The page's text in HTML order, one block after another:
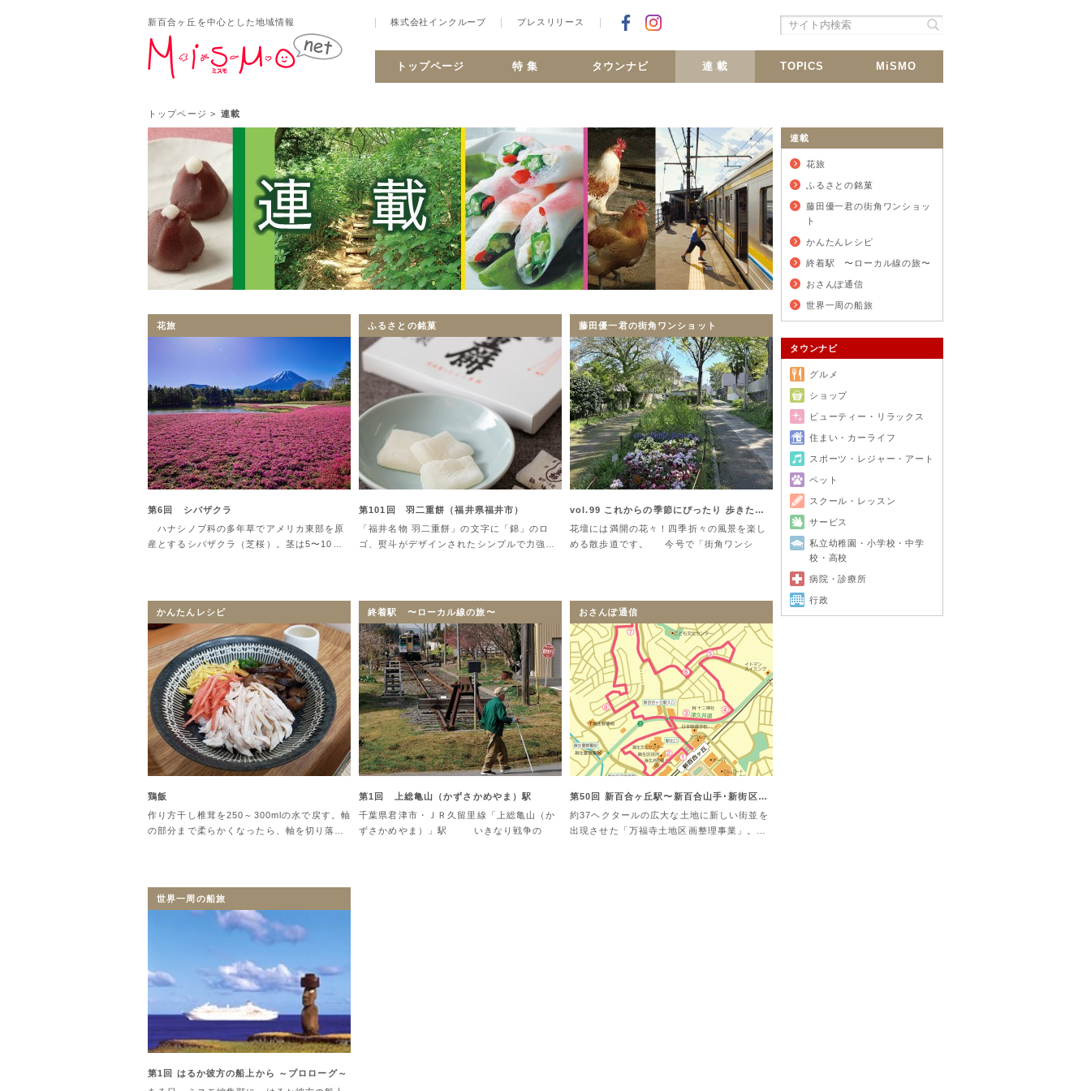
新百合ヶ丘を中心とした地域情報 株式会社インクルーブ プレスリリース Facebookでシェア
トップページ 特 集 タウンナビ 連 載 TOPICS MiSMO
トップページ > 連載
連載
花旅
ふるさとの銘菓
藤田優一君の街角ワンショッ
ト
かんたんレシピ
終着駅 〜ローカル線の旅〜
おさんぽ通信
世界一周の船旅
タウンナビ
グルメ
ショップ
ビューティー・リラックス
住まい・カーライフ
スポーツ・レジャー・アート
ペット
スクール・レッスン
サービス
私立幼稚園・小学校・中学
校・高校
病院・診療所
行政
連載
花旅
第6回 シバザクラ
ハナシノブ科の多年草でアメリカ東部を原
産とするシバザクラ（芝桜）。茎は5〜10…
ふるさとの銘菓
第101回 羽二重餅（福井県福井市）
「福井名物 羽二重餅」の文字に「錦」のロ
ゴ、熨斗がデザインされたシンプルで力強…
藤田優一君の街角ワンショット
vol.99 これからの季節にぴったり 歩きた…
花壇には満開の花々！四季折々の風景を楽し
める散歩道です。 今号で「街角ワンシ
かんたんレシピ
鶏飯
作り方干し椎茸を250～300mlの水で戻す。軸
の部分まで柔らかくなったら、軸を切り落…
終着駅 〜ローカル線の旅〜
第1回 上総亀山（かずさかめやま）駅
千葉県君津市・ＪＲ久留里線「上総亀山（か
ずさかめやま）」駅 いきなり戦争の
おさんぽ通信
第50回 新百合ヶ丘駅〜新百合山手･新街区…
約37ヘクタールの広大な土地に新しい街並を
出現させた「万福寺土地区画整理事業」。…
世界一周の船旅
第1回 はるか彼方の船上から ～プロローグ～